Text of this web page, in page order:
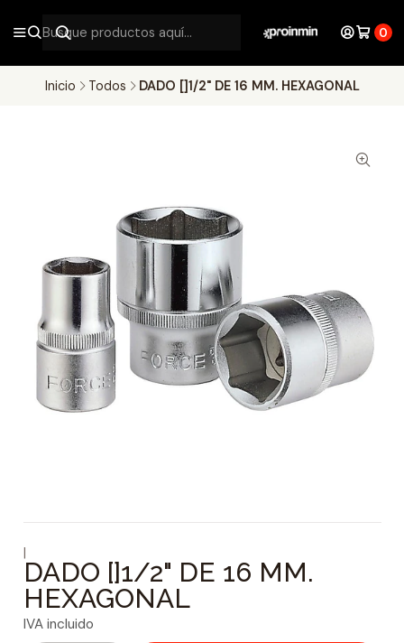
0
Inicio Todos DADO []1/2" DE 16 MM. HEXAGONAL
|
DADO []1/2" DE 16 MM.
HEXAGONAL
IVA incluido